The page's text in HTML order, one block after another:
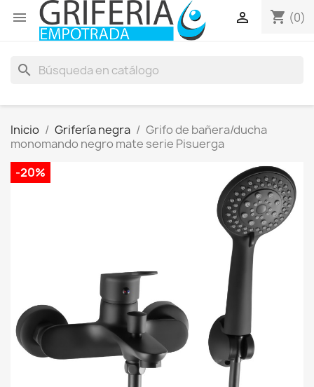
 shopping_cart (0)

search
Inicio Grifería negra
Grifo de bañera/ducha
monomando negro mate serie Pisuerga
-20%